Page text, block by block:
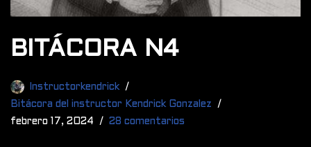
BITÁCORA N4
Instructorkendrick
Bitácora del instructor Kendrick Gonzalez
febrero 17, 2024
28 comentarios